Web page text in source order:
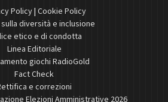
Policy| Cookie Policy
diversità e inclusione
etico e di condotta
Linea Editoriale
giochi RadioGold
Fact Check
e correzioni